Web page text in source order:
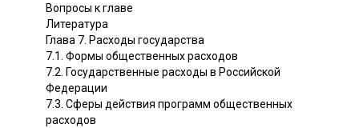
Вопросы к главе
Литература
Глава 7. Расходы государства
7.1. Формы общественных расходов
7.2. Государственные расходы в Российской
Федерации
7.3. Сферы действия программ общественных
расходов